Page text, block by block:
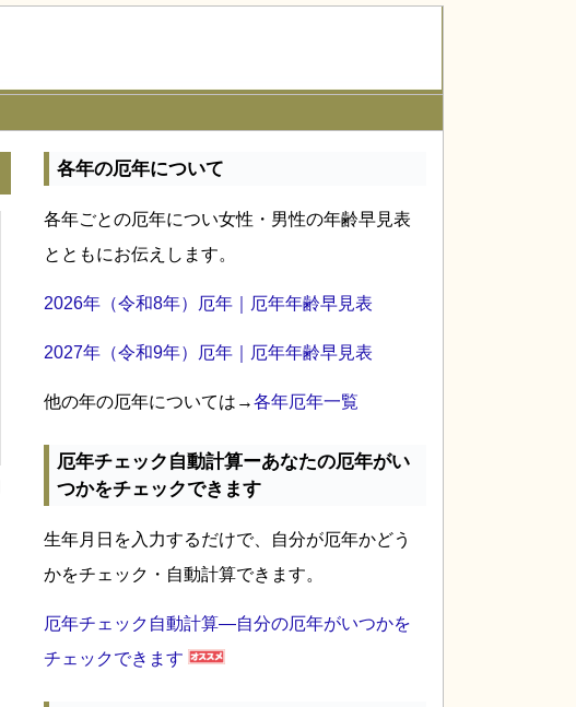
各年の厄年について
各年ごとの厄年につい女性・男性の年齢早見表
とともにお伝えします。
2026年（令和8年）厄年｜厄年年齢早見表
2027年（令和9年）厄年｜厄年年齢早見表
他の年の厄年については→各年厄年一覧
厄年チェック自動計算ーあなたの厄年がい
つかをチェックできます
生年月日を入力するだけで、自分が厄年かどう
かをチェック・自動計算できます。
厄年チェック自動計算―自分の厄年がいつかを
チェックできます